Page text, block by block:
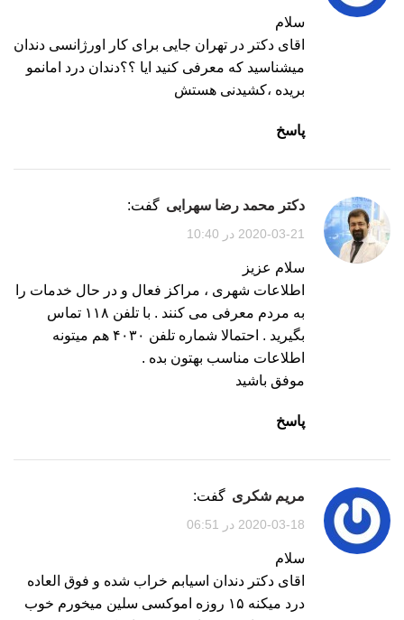
سلام
اقای دکتر در تهران جایی برای کار اورژانسی دندان
میشناسید که معرفی کنید ایا ؟؟دندان درد امانمو
بریده ،کشیدنی هستش
پاسخ
دکتر محمد رضا سهرابی گفت:
2020-03-21 در 10:40
سلام عزیز
اطلاعات شهری ، مراکز فعال و در حال خدمات را
به مردم معرفی می کنند . با تلفن ۱۱۸ تماس
بگیرید . احتمالا شماره تلفن ۴۰۳۰ هم میتونه
اطلاعات مناسب بهتون بده .
موفق باشید
پاسخ
مریم شکری گفت:
2020-03-18 در 06:51
سلام
اقای دکتر دندان اسیابم خراب شده و فوق العاده
درد میکنه ۱۵ روزه اموکسی سلین میخورم خوب